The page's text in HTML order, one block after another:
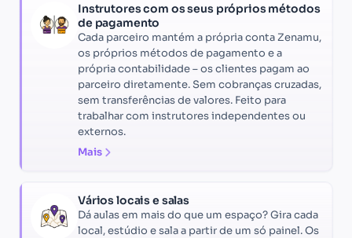
Instrutores com os seus próprios métodos
de pagamento
Cada parceiro mantém a própria conta Zenamu,
os próprios métodos de pagamento e a
própria contabilidade – os clientes pagam ao
parceiro diretamente. Sem cobranças cruzadas,
sem transferências de valores. Feito para
trabalhar com instrutores independentes ou
externos.
Mais
Vários locais e salas
Dá aulas em mais do que um espaço? Gira cada
local, estúdio e sala a partir de um só painel. Os